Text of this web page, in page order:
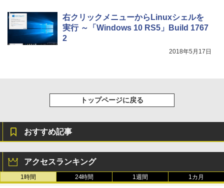
￥3,600
New Amazon Kindle Scribe Colorsoft |
11インチカラーディスプレイ、64GBスト
レージ、ノート機能搭載、明るさ自動調
右クリックメニューからLinuxシェルを
実行 ～「Windows 10 RS5」Build 1767
2
2018年5月17日
トップページに戻る
おすすめ記事
アクセスランキング
1時間 24時間 1週間 1カ月